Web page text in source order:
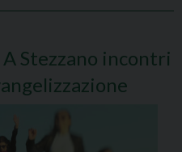
Stezzano incontri